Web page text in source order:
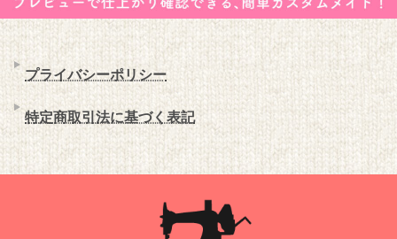
プライバシーポリシー
特定商取引法に基づく表記